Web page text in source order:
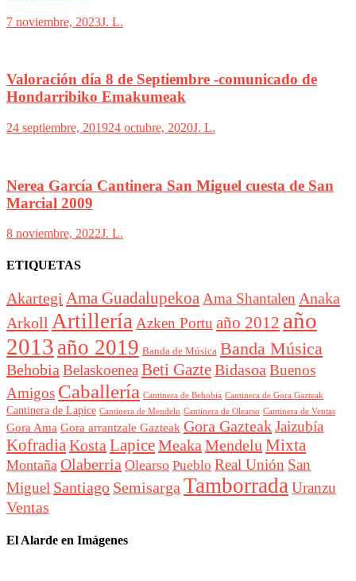
7 noviembre, 2023J. L.
Valoración día 8 de Septiembre -comunicado de
Hondarribiko Emakumeak
24 septiembre, 201924 octubre, 2020J. L.
Nerea García Cantinera San Miguel cuesta de San
Marcial 2009
8 noviembre, 2022J. L.
ETIQUETAS
Akartegi Ama Guadalupekoa Ama Shantalen Anaka
Arkoll Artillería Azken Portu año 2012 año
2013 año 2019 Banda de Música Banda Música
Behobia Belaskoenea Beti GazteBidasoa Buenos
Amigos Caballería Cantinera de Behobia Cantinera de Gora Gazteak
Cantinera de Lapice Cantinera de Mendelu Cantinera de Olearso Cantinera de Ventas
Gora Ama Gora arrantzale Gazteak Gora GazteakJaizubía
Kofradia Kosta LapiceMeaka Mendelu Mixta
Montaña Olaberria Olearso Pueblo Real Unión San
Miguel Santiago Semisarga TamborradaUranzu
Ventas
El Alarde en Imágenes